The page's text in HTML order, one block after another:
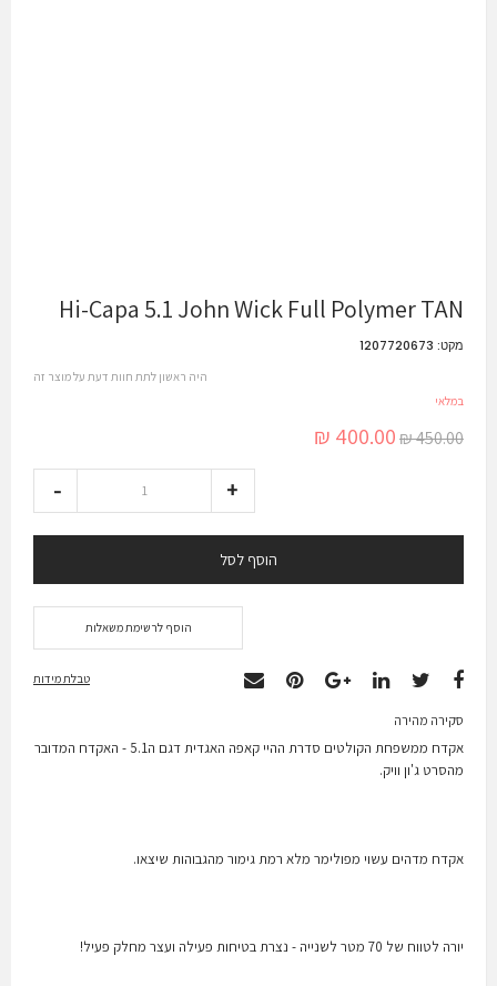
Hi-Capa 5.1 John Wick Full Polymer TAN
מקט: 1207720673
היה ראשון לתת חוות דעת על מוצר זה
במלאי
450.00 ₪
400.00 ₪
הוסף לסל
הוסף לרשימת משאלות
טבלת מידות
סקירה מהירה
אקדח ממשפחת הקולטים סדרת ההיי קאפה האגדית דגם ה5.1 - האקדח המדובר
מהסרט ג'ון וויק.
אקדח מדהים עשוי מפולימר מלא רמת גימור מהגבוהות שיצאו.
יורה לטווח של 70 מטר לשנייה - נצרת בטיחות פעילה ועצר מחלק פעיל!